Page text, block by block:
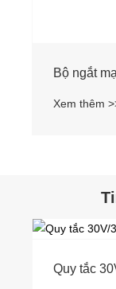
Bộ ngắt
Xem thêm
Quy tắc